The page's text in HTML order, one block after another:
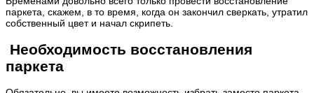
паркета, скажем, в то время, когда он закончил сверкать, утратил
собственный цвет и начал скрипеть.
Необходимость восстановления
паркета